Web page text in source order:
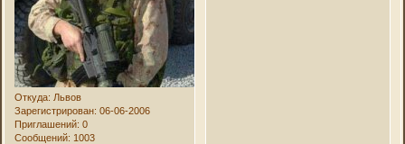
Откуда: Львов
Зарегистрирован: 06-06-2006
Приглашений: 0
Сообщений: 1003